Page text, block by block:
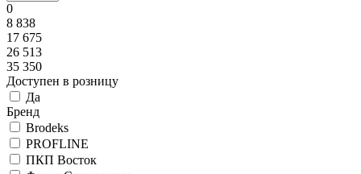
0
8 838
17 675
26 513
35 350
Доступен в розницу
Да
Бренд
Brodeks
PROFLINE
ПКП Восток